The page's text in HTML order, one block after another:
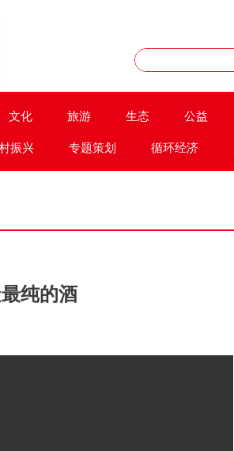
文化 旅游 生态 公益
振兴 专题策划 循环经济
纯的酒